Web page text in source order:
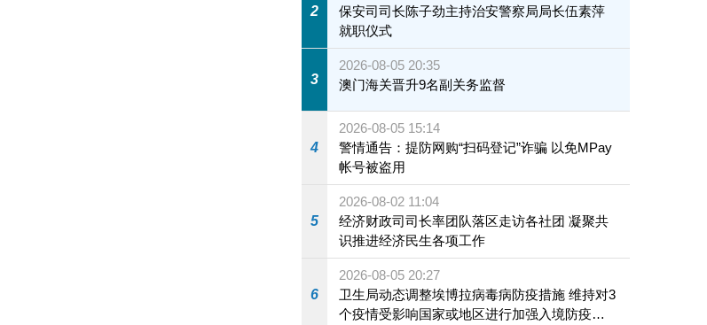
2
保安司司长陈子劲主持治安警察局局长伍素萍
就职仪式
3
2026-08-05 20:35
澳门海关晋升9名副关务监督
4
2026-08-05 15:14
警情通告：提防网购“扫码登记”诈骗 以免MPay
帐号被盗用
5
2026-08-02 11:04
经济财政司司长率团队落区走访各社团 凝聚共
识推进经济民生各项工作
6
2026-08-05 20:27
卫生局动态调整埃博拉病毒病防疫措施 维持对3
个疫情受影响国家或地区进行加强入境防疫措